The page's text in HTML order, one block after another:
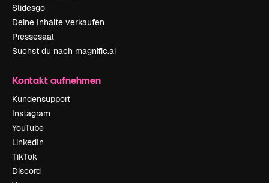
Slidesgo
Deine Inhalte verkaufen
Pressesaal
Suchst du nach magnific.ai
Kontakt aufnehmen
Kundensupport
Instagram
YouTube
LinkedIn
TikTok
Discord